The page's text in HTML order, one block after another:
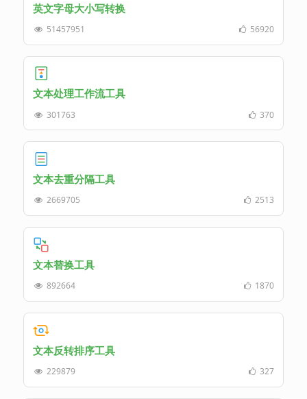
英文字母大小写转换
51457951 56920
文本处理工作流工具
301763 370
文本去重分隔工具
2669705 2513
文本替换工具
892664 1870
文本反转排序工具
229879 327